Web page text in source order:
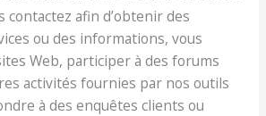
contactez afin d’obtenir des
ou des informations, vous
Web, participer à des forums
activités fournies par nos outils
à des enquêtes clients ou